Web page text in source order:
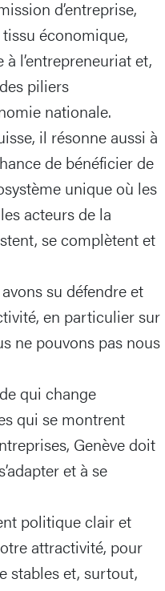
d’entreprise,
économique,
l’entrepreneuriat et,
piliers
nationale.
il résonne aussi à
de bénéficier de
unique où les
acteurs de la
se complètent et
su défendre et
en particulier sur
ne pouvons pas nous
qui change
qui se montrent
Genève doit
et à se
politique clair et
attractivité, pour
stables et, surtout,